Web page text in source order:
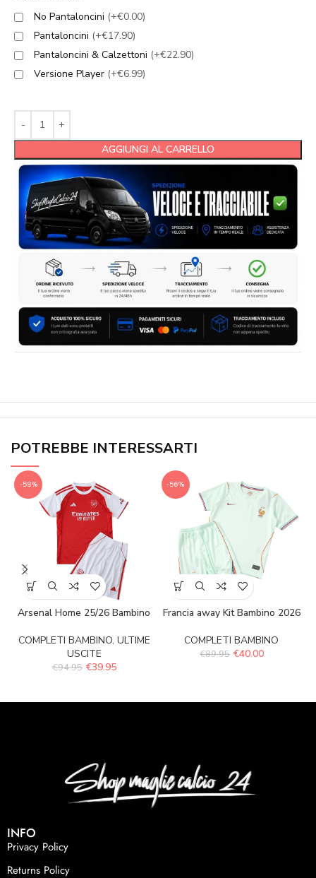
No Pantaloncini (+€0.00)
Pantaloncini (+€17.90)
Pantaloncini & Calzettoni (+€22.90)
Versione Player (+€6.99)
AGGIUNGI AL CARRELLO
POTREBBE INTERESSARTI
-58%
Arsenal Home 25/26 Bambino
COMPLETI BAMBINO, ULTIME
USCITE
€94.95 €39.95
-56%
Francia away Kit Bambino 2026
COMPLETI BAMBINO
€89.95 €40.00
INFO
Privacy Policy
Returns Policy